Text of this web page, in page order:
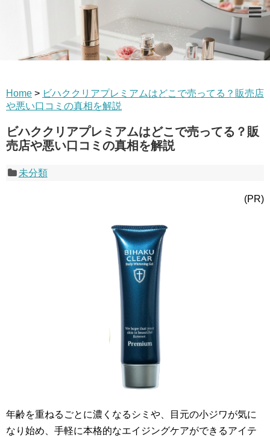
Home > ビハククリアプレミアムはどこで売ってる？販売店
や悪い口コミの真相を解説
ビハククリアプレミアムはどこで売ってる？販
売店や悪い口コミの真相を解説
未分類
(PR)
年齢を重ねるごとに濃くなるシミや、目元の小ジワが気に
なり始め、手軽に本格的なエイジングケアができるアイテ